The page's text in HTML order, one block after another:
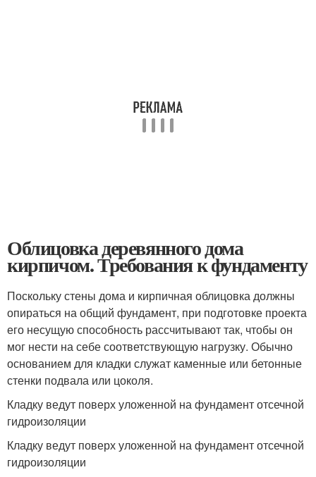
Облицовка деревянного дома
кирпичом. Требования к фундаменту
Поскольку стены дома и кирпичная облицовка должны
опираться на общий фундамент, при подготовке проекта
его несущую способность рассчитывают так, чтобы он
мог нести на себе соответствующую нагрузку. Обычно
основанием для кладки служат каменные или бетонные
стенки подвала или цоколя.
Кладку ведут поверх уложенной на фундамент отсечной
гидроизоляции
Кладку ведут поверх уложенной на фундамент отсечной
гидроизоляции